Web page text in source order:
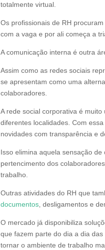
totalmente virtual.
Os profissionais de RH
com a vaga e por ali começa a
A comunicação interna é outra
Assim como as redes sociais
se apresentam como uma
colaboradores.
A rede social corporativa é
diferentes localidades. Com
novidades com transparência e
Isso elimina aquela sensação
pertencimento dos
trabalho.
Outras atividades do RH que
documentos, desligamentos e
O mercado já disponibiliza
que fazem parte do dia a dia
tornar o ambiente de trabalho